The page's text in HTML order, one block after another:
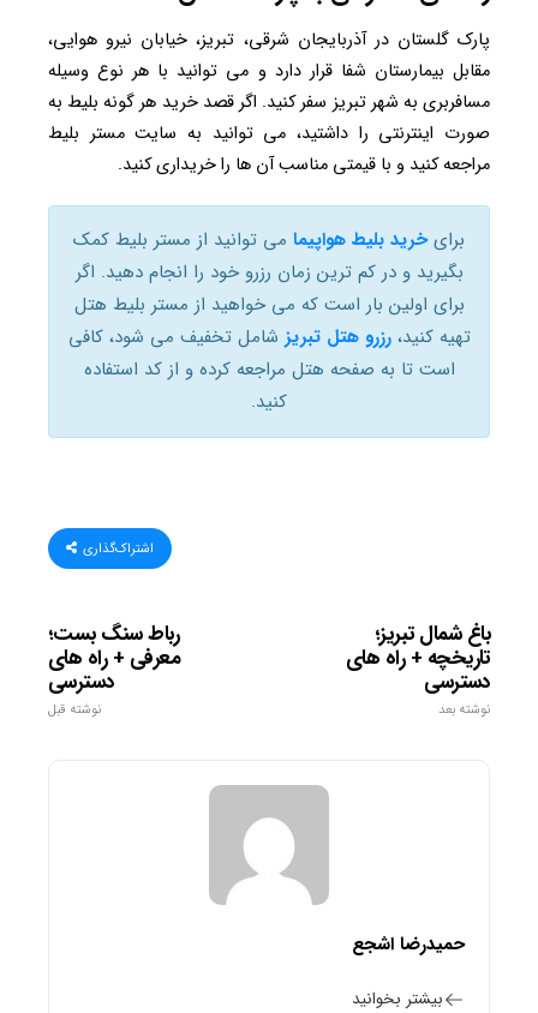
پارک گلستان در آذربایجان شرقی، تبریز، خیابان نیرو هوایی،
مقابل بیمارستان شفا قرار دارد و می توانید با هر نوع وسیله
مسافربری به شهر تبریز سفر کنید. اگر قصد خرید هر گونه بلیط به
صورت اینترنتی را داشتید، می توانید به سایت مستر بلیط
مراجعه کنید و با قیمتی مناسب آن ها را خریداری کنید.
برایخرید بلیط هواپیما می توانید از مستر بلیط کمک
بگیرید و در کم ترین زمان رزرو خود را انجام دهید. اگر
برای اولین بار است که می خواهید از مستر بلیط هتل
تهیه کنید،رزرو هتل تبریز شامل تخفیف می شود، کافی
است تا به صفحه هتل مراجعه کرده و از کد استفاده
کنید.
اشتراک‌گذاری
رباط سنگ بست؛
معرفی + راه های
دسترسی
نوشته قبل
باغ شمال تبریز؛
تاریخچه + راه های
دسترسی
نوشته بعد
حمیدرضا اشجع
بیشتر بخوانید